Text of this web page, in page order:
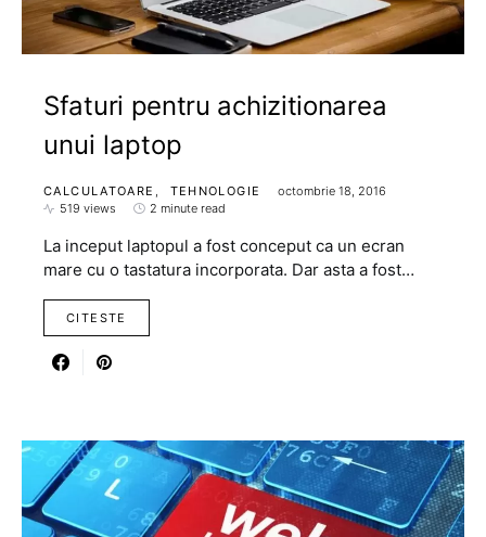
Sfaturi pentru achizitionarea
unui laptop
CALCULATOARE TEHNOLOGIE
octombrie 18, 2016
519 views
2 minute read
La inceput laptopul a fost conceput ca un ecran
mare cu o tastatura incorporata. Dar asta a fost…
CITESTE